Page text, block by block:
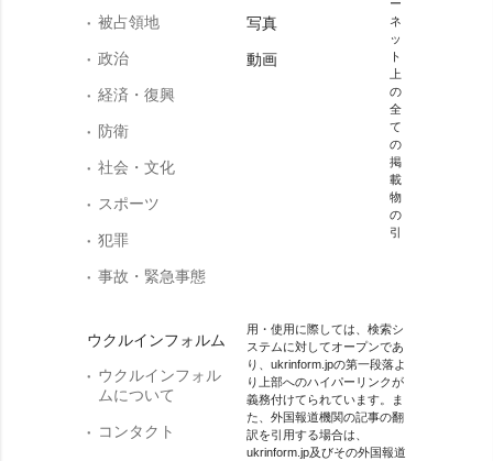
被占領地
政治
経済・復興
防衛
社会・文化
スポーツ
犯罪
事故・緊急事態
ウクルインフォルム
ウクルインフォル
ムについて
コンタクト
写真
動画
ー
ネ
ッ
ト
上
の
全
て
の
掲
載
物
の
引
用・使用に際しては、検索シ
ステムに対してオープンであ
り、ukrinform.jpの第一段落よ
り上部へのハイパーリンクが
義務付けてられています。ま
た、外国報道機関の記事の翻
訳を引用する場合は、
ukrinform.jp及びその外国報道